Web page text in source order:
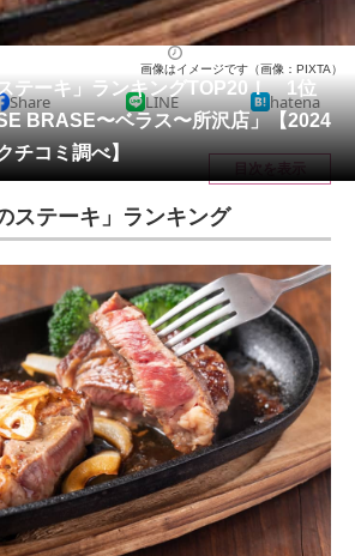
リサーチ
合ページ
す
トレンド
スの未来
て選べる
ヒント
る
詳説
テーキ」ランキングTOP20！ 1位
BRASE〜ベラス〜所沢店」【2024
チコミ調べ】
画像はイメージです（画像：PIXTA）
Share LINE hatena
目次を表示
ステーキ」ランキング